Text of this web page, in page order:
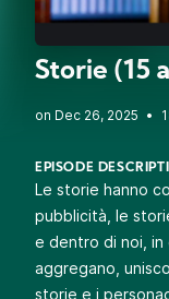
Storie (15
•
EPISODE
Le storie hanno
pubblicità, le
e dentro di noi, in
aggregano,
storie e i